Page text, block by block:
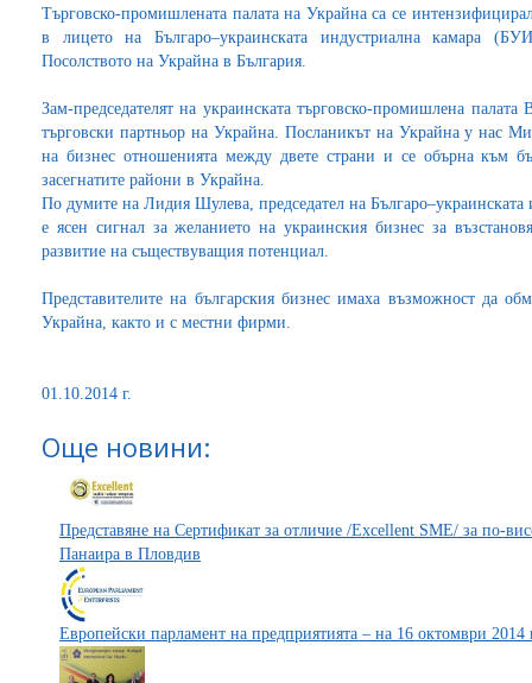
Търговско-промишлената палата на Украйна са се
в лицето на Българо–украинската индустриална камара
Посолството на Украйна в България.
Зам-председателят на украинската търговско-промишлена
търговски партньор на Украйна. Посланикът на Украйна у нас
на бизнес отношенията между двете страни и се обърна към
засегнатите райони в Украйна.
По думите на Лидия Шулева, председател на Българо–украинската
е ясен сигнал за желанието на украинския бизнес за
развитие на съществуващия потенциал.
Представителите на българския бизнес имаха възможност да
Украйна, както и с местни фирми.
01.10.2014 г.
Още новини:
Представяне на Сертификат за отличие /Excellent SME/ за по-
Панаира в Пловдив
Европейски парламент на предприятията – на 16 октомври 2014